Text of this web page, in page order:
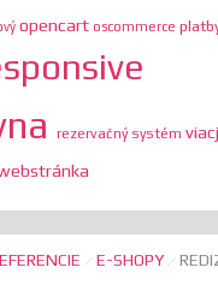
opencart oscommerce
rezervačný systém
E-SHOPY